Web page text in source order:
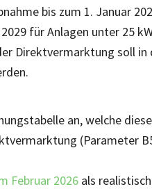
bis zum 1. Januar
für Anlagen unter 25
Direktvermarktung soll in
an, welche
(Parameter
Februar 2026 als